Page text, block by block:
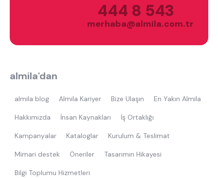
444 8 543
merhaba@almila.com.tr
almila'dan
almila blog Almila Kariyer Bize Ulaşın En Yakın Almila
Hakkımızda İnsan Kaynakları İş Ortaklığı
Kampanyalar Kataloglar Kurulum & Teslimat
Mimari destek Öneriler Tasarımın Hikayesi
Bilgi Toplumu Hizmetleri